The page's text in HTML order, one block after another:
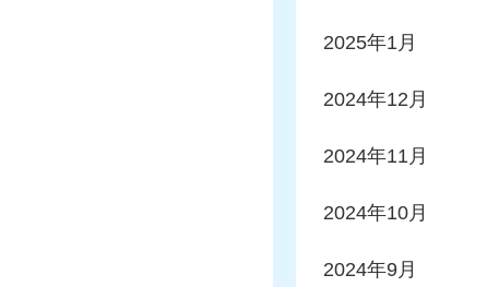
2025年1月
2024年12月
2024年11月
2024年10月
2024年9月